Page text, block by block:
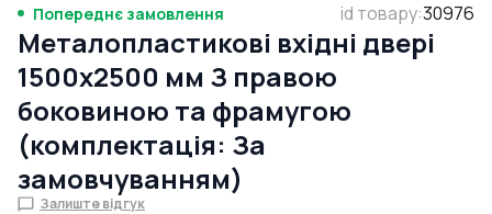
Попереднє замовлення id товару:30976
Металопластикові вхідні двері
1500x2500 мм З правою
боковиною та фрамугою
(комплектація: За
замовчуванням)
Залиште відгук